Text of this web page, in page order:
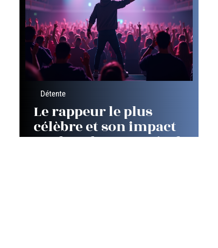
Détente
Le rappeur le plus
célèbre et son impact
sur la culture musicale